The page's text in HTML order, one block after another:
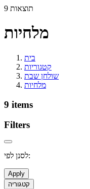
9 תוצאות
מלחיות
בית
קטגוריות
שולחן שבת
מלחיות
9 items
Filters
לסנן לפי:
Apply
קטגוריה